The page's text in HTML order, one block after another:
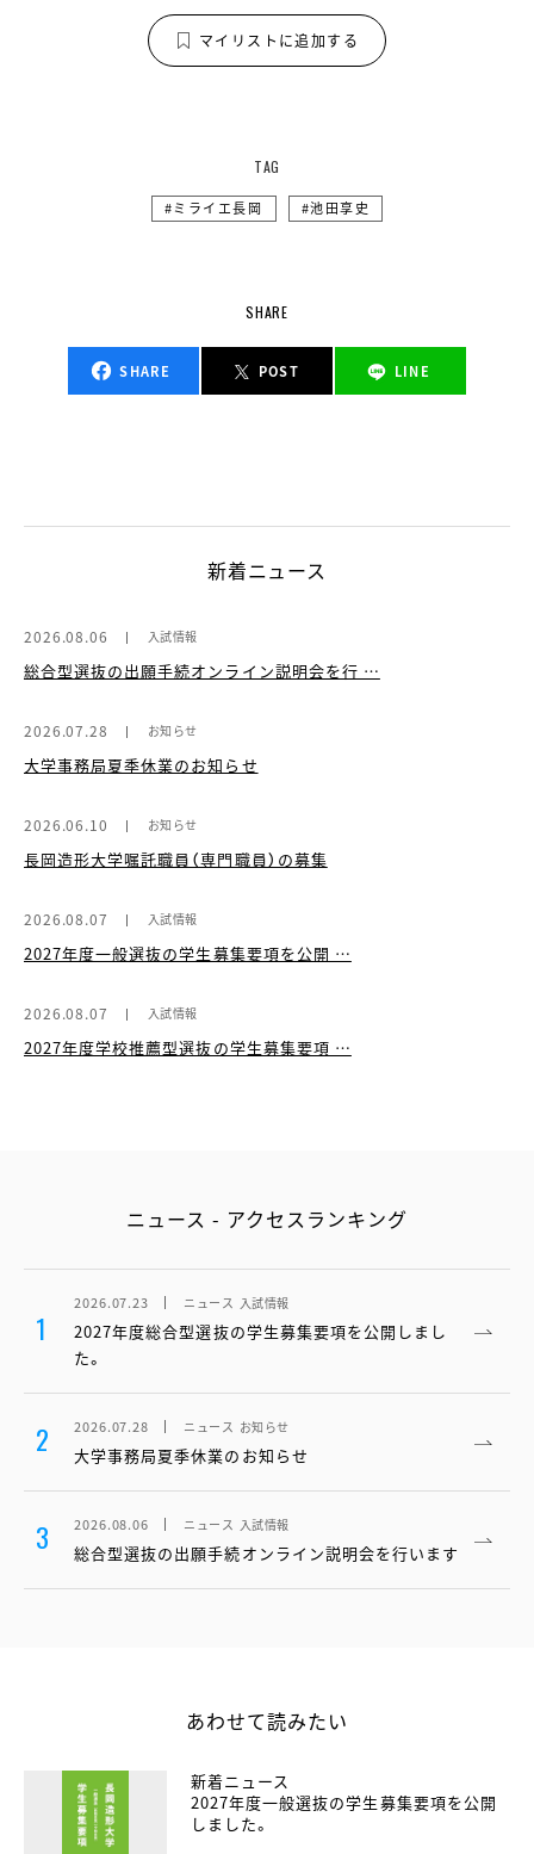
マイリストに追加する
TAG
ミライエ長岡 池田享史
SHARE
SHARE POST LINE
新着ニュース
2026.08.06 入試情報
総合型選抜の出願手続オンライン説明会を行 …
2026.07.28 お知らせ
大学事務局夏季休業のお知らせ
2026.06.10 お知らせ
長岡造形大学嘱託職員（専門職員）の募集
2026.08.07 入試情報
2027年度一般選抜の学生募集要項を公開 …
2026.08.07 入試情報
2027年度学校推薦型選抜の学生募集要項 …
ニュース - アクセスランキング
1
2026.07.23 ニュース 入試情報
2027年度総合型選抜の学生募集要項を公開しまし
た。
2 2026.07.28 ニュース お知らせ
大学事務局夏季休業のお知らせ
3 2026.08.06 ニュース 入試情報
総合型選抜の出願手続オンライン説明会を行います
あわせて読みたい
新着ニュース
2027年度一般選抜の学生募集要項を公開
しました。